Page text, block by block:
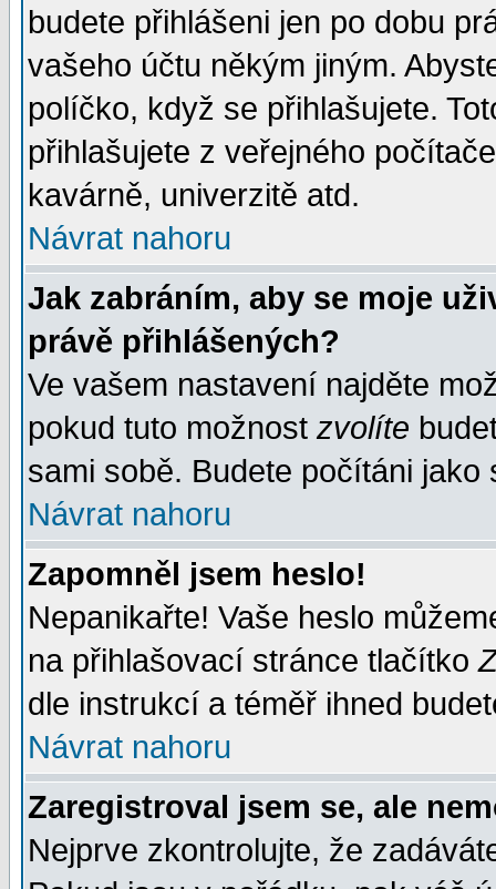
budete přihlášeni jen po dobu
vašeho účtu někým jiným.
políčko, když se přihlašujete.
přihlašujete z veřejného
kavárně, univerzitě atd.
Návrat nahoru
Jak zabráním, aby se moje
právě přihlášených?
Ve vašem nastavení najděte
pokud tuto možnost zvolíte
sami sobě. Budete počítáni jako
Návrat nahoru
Zapomněl jsem heslo!
Nepanikařte! Vaše heslo
na přihlašovací stránce tlačítko
dle instrukcí a téměř ihned
Návrat nahoru
Zaregistroval jsem se, ale
Nejprve zkontrolujte, že